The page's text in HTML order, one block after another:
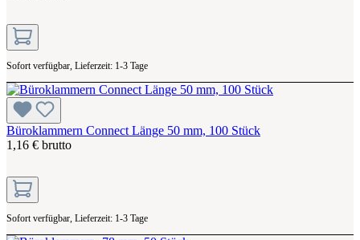
Sofort verfügbar, Lieferzeit: 1-3 Tage
Büroklammern Connect Länge 50 mm, 100 Stück
1,16 € brutto
Sofort verfügbar, Lieferzeit: 1-3 Tage